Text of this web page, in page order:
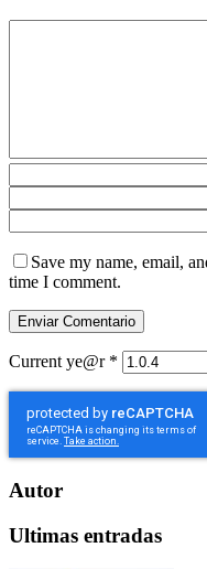
Save my name, email,
time I comment.
Current ye@r *
Autor
Ultimas entradas